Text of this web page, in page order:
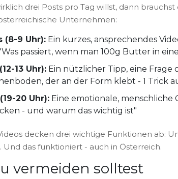
drei Posts pro Tag willst, dann
Unternehmen:
(8-9 Uhr): Ein kurzes, ansprechendes
passiert, wenn man 100g Butter in
13 Uhr): Ein nützlicher Tipp, eine Frage
der an der Form klebt - 1 Trick
20 Uhr): Eine emotionale, menschliche
- und warum das wichtig ist"
decken drei wichtige Funktionen ab:
Und das funktioniert - auch in Österreich.
vermeiden solltest